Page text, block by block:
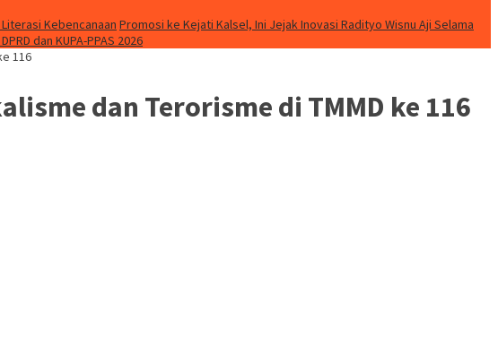
Kebencanaan Promosi ke Kejati Kalsel, Ini Jejak Inovasi Radityo Wisnu Aji Selama
dan KUPA-PPAS 2026
116
dan Terorisme di TMMD ke 116